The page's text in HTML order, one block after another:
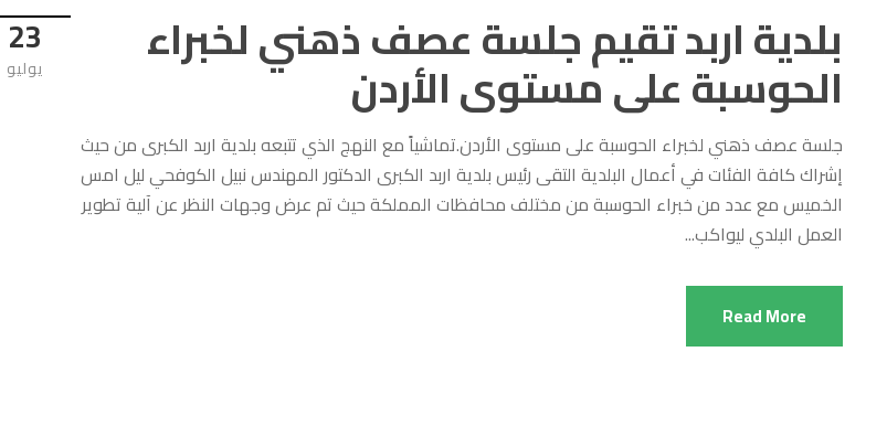
بلدية اربد تقيم جلسة عصف ذهني لخبراء
الحوسبة على مستوى الأردن
جلسة عصف ذهني لخبراء الحوسبة على مستوى الأردن.تماشياً مع النهج الذي تتبعه بلدية اربد الكبرى من حيث
إشراك كافة الفئات في أعمال البلدية التقى رئيس بلدية اربد الكبرى الدكتور المهندس نبيل الكوفحي ليل امس
الخميس مع عدد من خبراء الحوسبة من مختلف محافظات المملكة حيث تم عرض وجهات النظر عن آلية تطوير
العمل البلدي ليواكب...
Read More
23
يوليو